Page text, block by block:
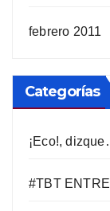
febrero 2011
Categorías
¡Eco!,
#TBT